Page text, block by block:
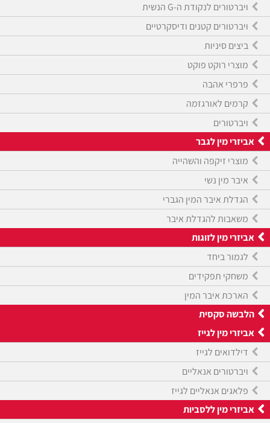
ויברטורים לנקודת ה-G הנשית
ויברטורים קטנים ודיסקרטיים
ביצים סיניות
מוצרי רוקט פוקט
פרפרי אהבה
קרמים לאורגזמה
ויברטורים
אביזרי מין לגבר
מוצרי זיקפה והשהייה
איבר מין נשי
הגדלת איבר המין הגברי
משאבות להגדלת איבר
אביזרי מין לזוגות
לגמור ביחד
משחקי תפקידים
הארכת איבר המין
הלבשה סקסית
אביזרי מין לגייז
דילדואים לגייז
ויברטורים אנאליים
פלאגים אנאליים לגייז
אביזרי מין ללסביות